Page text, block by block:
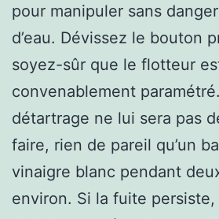
pour manipuler sans
d’eau. Dévissez le bouton
soyez-sûr que le flotteur
convenablement
détartrage ne lui sera pas
faire, rien de pareil qu’un
vinaigre blanc pendant
environ. Si la fuite persiste,